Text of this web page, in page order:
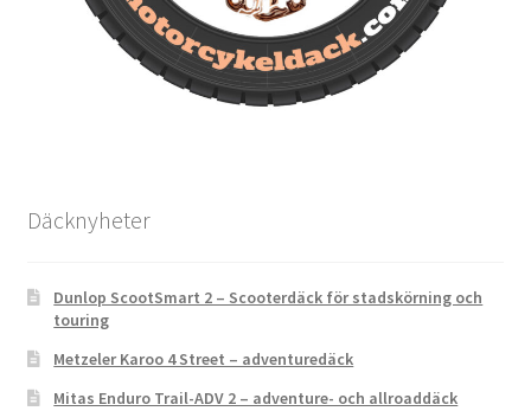
Däcknyheter
Dunlop ScootSmart 2 – Scooterdäck för stadskörning och
touring
Metzeler Karoo 4 Street – adventuredäck
Mitas Enduro Trail-ADV 2 – adventure- och allroaddäck